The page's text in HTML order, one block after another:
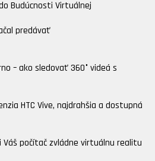
Budúcnosti Virtuálnej
predávať
– ako sledovať 360° videá s
HTC Vive, najdrahšia a dostupná
počítač zvládne virtuálnu realitu